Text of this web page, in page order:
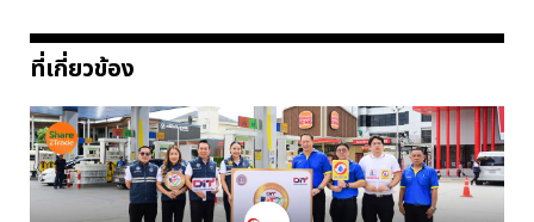
ที่เกี่ยวข้อง